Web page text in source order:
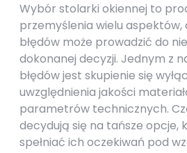
Wybór stolarki okiennej to
przemyślenia wielu aspektów,
błędów może prowadzić do
dokonanej decyzji. Jednym z
błędów jest skupienie się
uwzględnienia jakości
parametrów technicznych.
decydują się na tańsze opcje,
spełniać ich oczekiwań pod